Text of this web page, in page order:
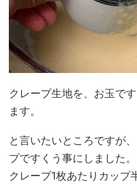
クレープ生地を、お玉で
ます。
と言いたいところですが
プですくう事にしました。
クレープ1枚あたりカップ